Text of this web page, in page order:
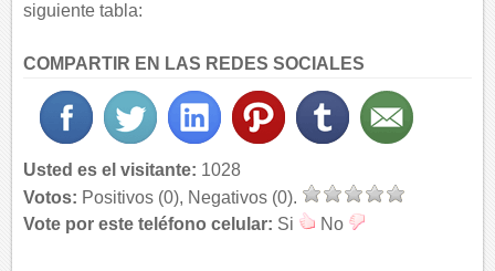
siguiente tabla:
COMPARTIR EN LAS REDES SOCIALES
Usted es el visitante: 1028
Votos: Positivos (0), Negativos (0).
Vote por este teléfono celular: Si No